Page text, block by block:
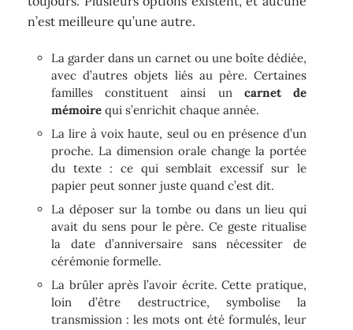
n’est meilleure qu’une autre.
La garder dans un carnet ou une boîte dédiée,
avec d’autres objets liés au père. Certaines
familles constituent ainsi un carnet de
mémoire qui s’enrichit chaque année.
La lire à voix haute, seul ou en présence d’un
proche. La dimension orale change la portée
du texte : ce qui semblait excessif sur le
papier peut sonner juste quand c’est dit.
La déposer sur la tombe ou dans un lieu qui
avait du sens pour le père. Ce geste ritualise
la date d’anniversaire sans nécessiter de
cérémonie formelle.
La brûler après l’avoir écrite. Cette pratique,
loin d’être destructrice, symbolise la
transmission : les mots ont été formulés, leur